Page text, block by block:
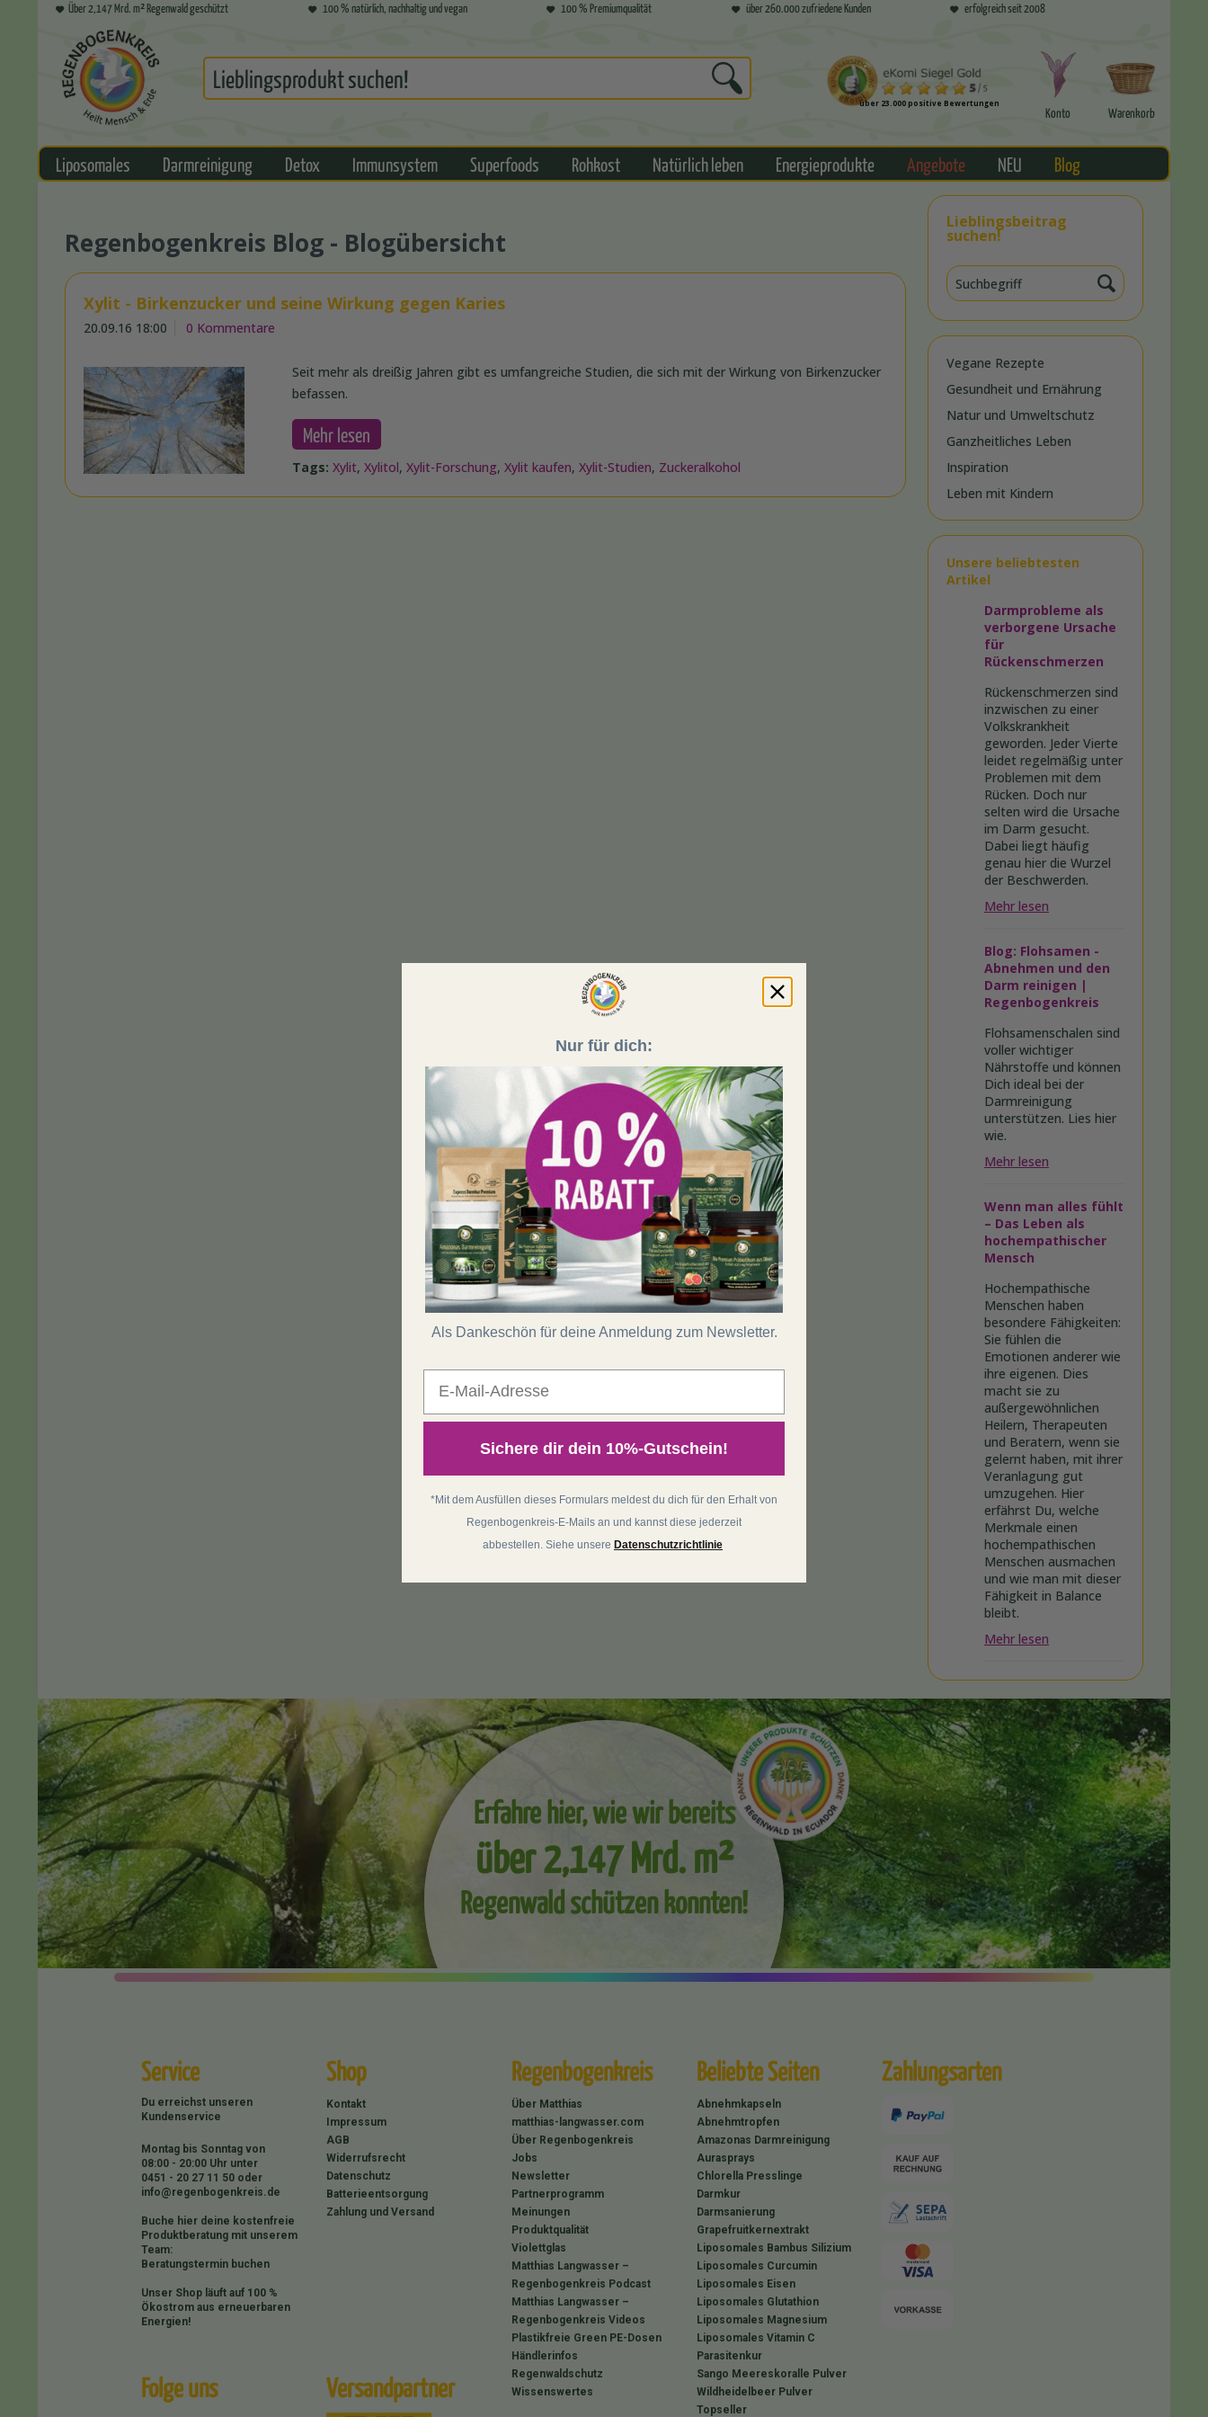
Über 2,147 Mrd. m² Regenwald geschützt 100 % natürlich, nachhaltig und vegan 100 % Premiumqualität über 260.000 zufriedene Kunden erfolgreich seit 2008
über 23.000 positive Bewertungen
Konto Warenkorb
Liposomales Darmreinigung Detox Immunsystem Superfoods Rohkost Natürlich leben Energieprodukte Angebote NEU Blog
Lieblingsbeitrag
suchen!
Vegane Rezepte
Gesundheit und Ernährung
Natur und Umweltschutz
Ganzheitliches Leben
Inspiration
Leben mit Kindern
Unsere beliebtesten
Artikel
Darmprobleme als
verborgene Ursache
für
Rückenschmerzen
Rückenschmerzen sind
inzwischen zu einer
Volkskrankheit
geworden. Jeder Vierte
leidet regelmäßig unter
Problemen mit dem
Rücken. Doch nur
selten wird die Ursache
im Darm gesucht.
Dabei liegt häufig
genau hier die Wurzel
der Beschwerden.
Mehr lesen
Blog: Flohsamen -
Abnehmen und den
Darm reinigen |
Regenbogenkreis
Flohsamenschalen sind
voller wichtiger
Nährstoffe und können
Dich ideal bei der
Darmreinigung
unterstützen. Lies hier
wie.
Mehr lesen
Wenn man alles fühlt
– Das Leben als
hochempathischer
Mensch
Hochempathische
Menschen haben
besondere Fähigkeiten:
Sie fühlen die
Emotionen anderer wie
ihre eigenen. Dies
macht sie zu
außergewöhnlichen
Heilern, Therapeuten
und Beratern, wenn sie
gelernt haben, mit ihrer
Veranlagung gut
umzugehen. Hier
erfährst Du, welche
Merkmale einen
hochempathischen
Menschen ausmachen
und wie man mit dieser
Fähigkeit in Balance
bleibt.
Mehr lesen
Regenbogenkreis Blog - Blogübersicht
Xylit - Birkenzucker und seine Wirkung gegen Karies
20.09.16 18:00 0 Kommentare
Seit mehr als dreißig Jahren gibt es umfangreiche Studien, die sich mit der Wirkung von Birkenzucker
befassen.
Mehr lesen
Tags: Xylit,Xylitol,Xylit-Forschung,Xylit kaufen,Xylit-Studien, Zuckeralkohol
Erfahre hier, wie wir bereits
über 2,147 Mrd. m²
Regenwald schützen konnten!
Service
Du erreichst unseren
Kundenservice
Montag bis Sonntag von
08:00 - 20:00 Uhr unter
0451 - 20 27 11 50 oder
info@regenbogenkreis.de
Buche hier deine kostenfreie
Produktberatung mit unserem
Team:
Beratungstermin buchen
Unser Shop läuft auf 100 %
Ökostrom aus erneuerbaren
Energien!
Shop
Kontakt
Impressum
AGB
Widerrufsrecht
Datenschutz
Batterieentsorgung
Zahlung und Versand
Regenbogenkreis
Über Matthias
matthias-langwasser.com
Über Regenbogenkreis
Jobs
Newsletter
Partnerprogramm
Meinungen
Produktqualität
Violettglas
Matthias Langwasser –
Regenbogenkreis Podcast
Matthias Langwasser –
Regenbogenkreis Videos
Plastikfreie Green PE-Dosen
Händlerinfos
Regenwaldschutz
Wissenswertes
Beliebte Seiten
Abnehmkapseln
Abnehmtropfen
Amazonas Darmreinigung
Aurasprays
Chlorella Presslinge
Darmkur
Darmsanierung
Grapefruitkernextrakt
Liposomales Bambus Silizium
Liposomales Curcumin
Liposomales Eisen
Liposomales Glutathion
Liposomales Magnesium
Liposomales Vitamin C
Parasitenkur
Sango Meereskoralle Pulver
Wildheidelbeer Pulver
Topseller
Zahlungsarten
Folge uns Versandpartner
Nur für dich:
Als Dankeschön für deine Anmeldung zum Newsletter.
Sichere dir dein 10%-Gutschein!
*Mit dem Ausfüllen dieses Formulars meldest du dich für den Erhalt von
Regenbogenkreis-E-Mails an und kannst diese jederzeit
abbestellen. Siehe unsere Datenschutzrichtlinie